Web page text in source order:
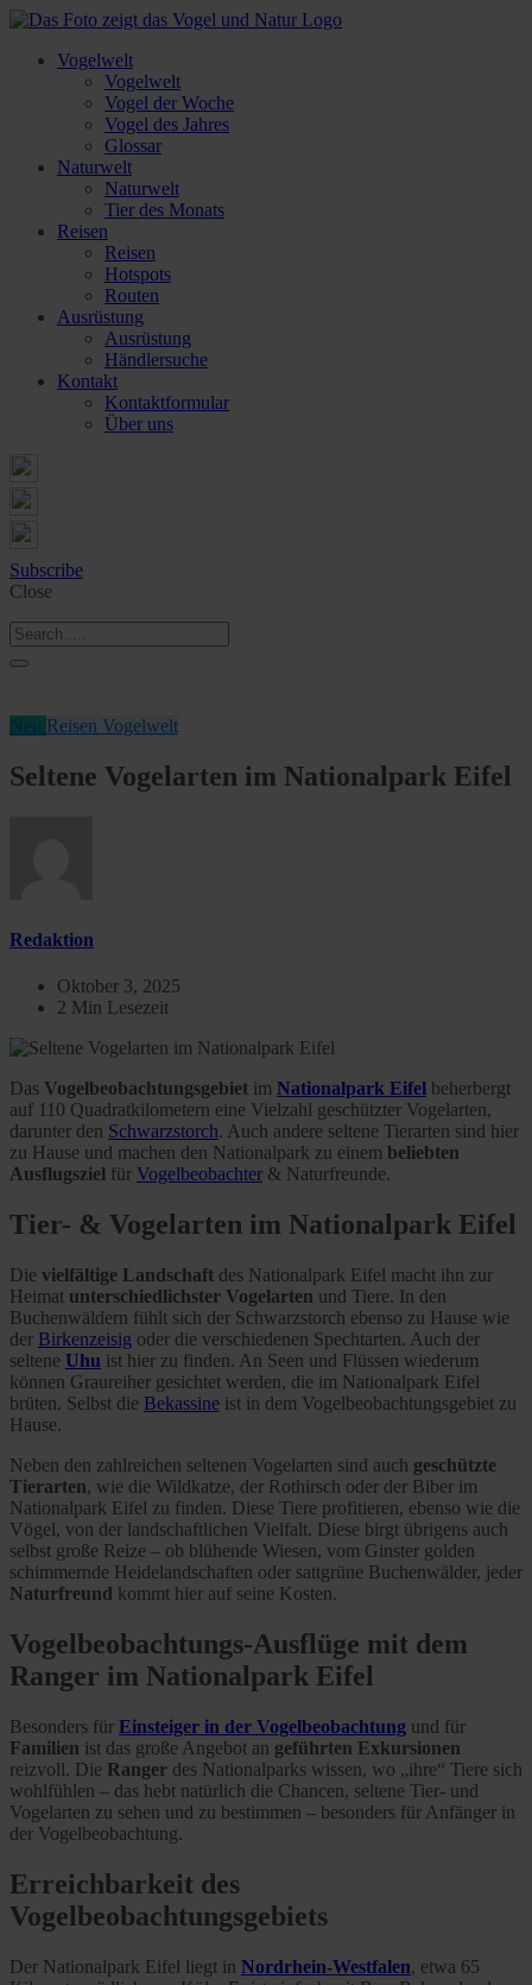
Vogelwelt
Vogelwelt
Vogel der Woche
Vogel des Jahres
Glossar
Naturwelt
Naturwelt
Tier des Monats
Reisen
Reisen
Hotspots
Routen
Ausrüstung
Ausrüstung
Händlersuche
Kontakt
Kontaktformular
Über uns
Subscribe
Close
Reisen Vogelwelt
Seltene Vogelarten im Nationalpark Eifel
Redaktion
Oktober 3, 2025
2 Min Lesezeit
Das Vogelbeobachtungsgebiet im Nationalpark Eifel beherbergt
auf 110 Quadratkilometern eine Vielzahl geschützter Vogelarten,
darunter den Schwarzstorch. Auch andere seltene Tierarten sind hier
zu Hause und machen den Nationalpark zu einem beliebten
Ausflugsziel für Vogelbeobachter & Naturfreunde.
Tier- & Vogelarten im Nationalpark Eifel
Die vielfältige Landschaft des Nationalpark Eifel macht ihn zur
Heimat unterschiedlichster Vogelarten und Tiere. In den
Buchenwäldern fühlt sich der Schwarzstorch ebenso zu Hause wie
der Birkenzeisig oder die verschiedenen Spechtarten. Auch der
seltene Uhu ist hier zu finden. An Seen und Flüssen wiederum
können Graureiher gesichtet werden, die im Nationalpark Eifel
brüten. Selbst die Bekassine ist in dem Vogelbeobachtungsgebiet zu
Hause.
Neben den zahlreichen seltenen Vogelarten sind auch geschützte
Tierarten, wie die Wildkatze, der Rothirsch oder der Biber im
Nationalpark Eifel zu finden. Diese Tiere profitieren, ebenso wie die
Vögel, von der landschaftlichen Vielfalt. Diese birgt übrigens auch
selbst große Reize – ob blühende Wiesen, vom Ginster golden
schimmernde Heidelandschaften oder sattgrüne Buchenwälder, jeder
Naturfreund kommt hier auf seine Kosten.
Vogelbeobachtungs-Ausflüge mit dem
Ranger im Nationalpark Eifel
Besonders für Einsteiger in der Vogelbeobachtung und für
Familien ist das große Angebot an geführten Exkursionen
reizvoll. Die Ranger des Nationalparks wissen, wo „ihre“ Tiere sich
wohlfühlen – das hebt natürlich die Chancen, seltene Tier- und
Vogelarten zu sehen und zu bestimmen – besonders für Anfänger in
der Vogelbeobachtung.
Erreichbarkeit des
Vogelbeobachtungsgebiets
Der Nationalpark Eifel liegt in Nordrhein-Westfalen, etwa 65